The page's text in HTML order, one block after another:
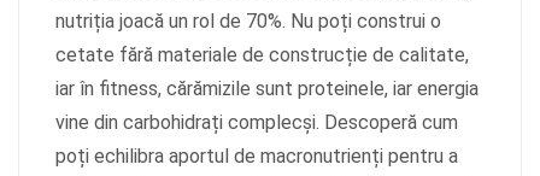
nutriția joacă un rol de 70%. Nu poți construi o
cetate fără materiale de construcție de calitate,
iar în fitness, cărămizile sunt proteinele, iar energia
vine din carbohidrați complecși. Descoperă cum
poți echilibra aportul de macronutrienți pentru a